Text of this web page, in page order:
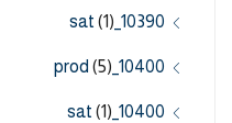
10390_sat
(1)
10400_prod
(5)
10400_sat
(1)